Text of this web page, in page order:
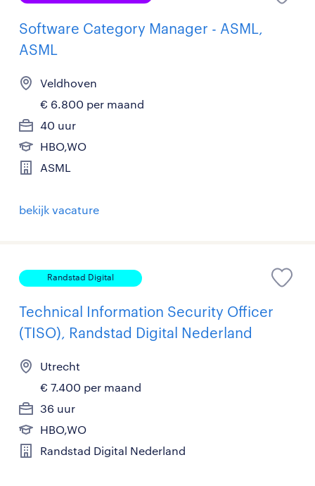
Software Category Manager - ASML,
ASML
Veldhoven
€ 6.800 per maand
40 uur
HBO,WO
ASML
bekijk vacature
Randstad Digital
Technical Information Security Officer
(TISO), Randstad Digital Nederland
Utrecht
€ 7.400 per maand
36 uur
HBO,WO
Randstad Digital Nederland